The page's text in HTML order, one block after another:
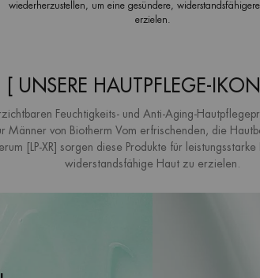
wiederherzustellen, um eine gesündere,
erzielen.
[ UNSERE HAUTPFLEGE-
Feuchtigkeits- und Anti-Aging-
Männer von Biotherm Vom erfrischenden, die
[LP-XR] sorgen diese Produkte für
widerstandsfähige Haut zu erzielen.